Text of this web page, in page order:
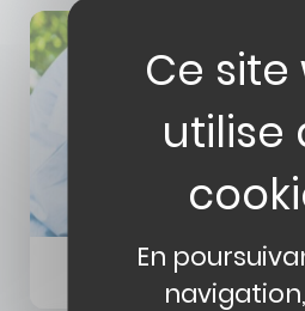
Image
Image
Gériatrie
En